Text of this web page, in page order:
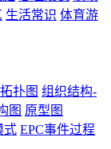
生活常识 体育游
扑图 组织结构-
图 原型图
式 EPC事件过程